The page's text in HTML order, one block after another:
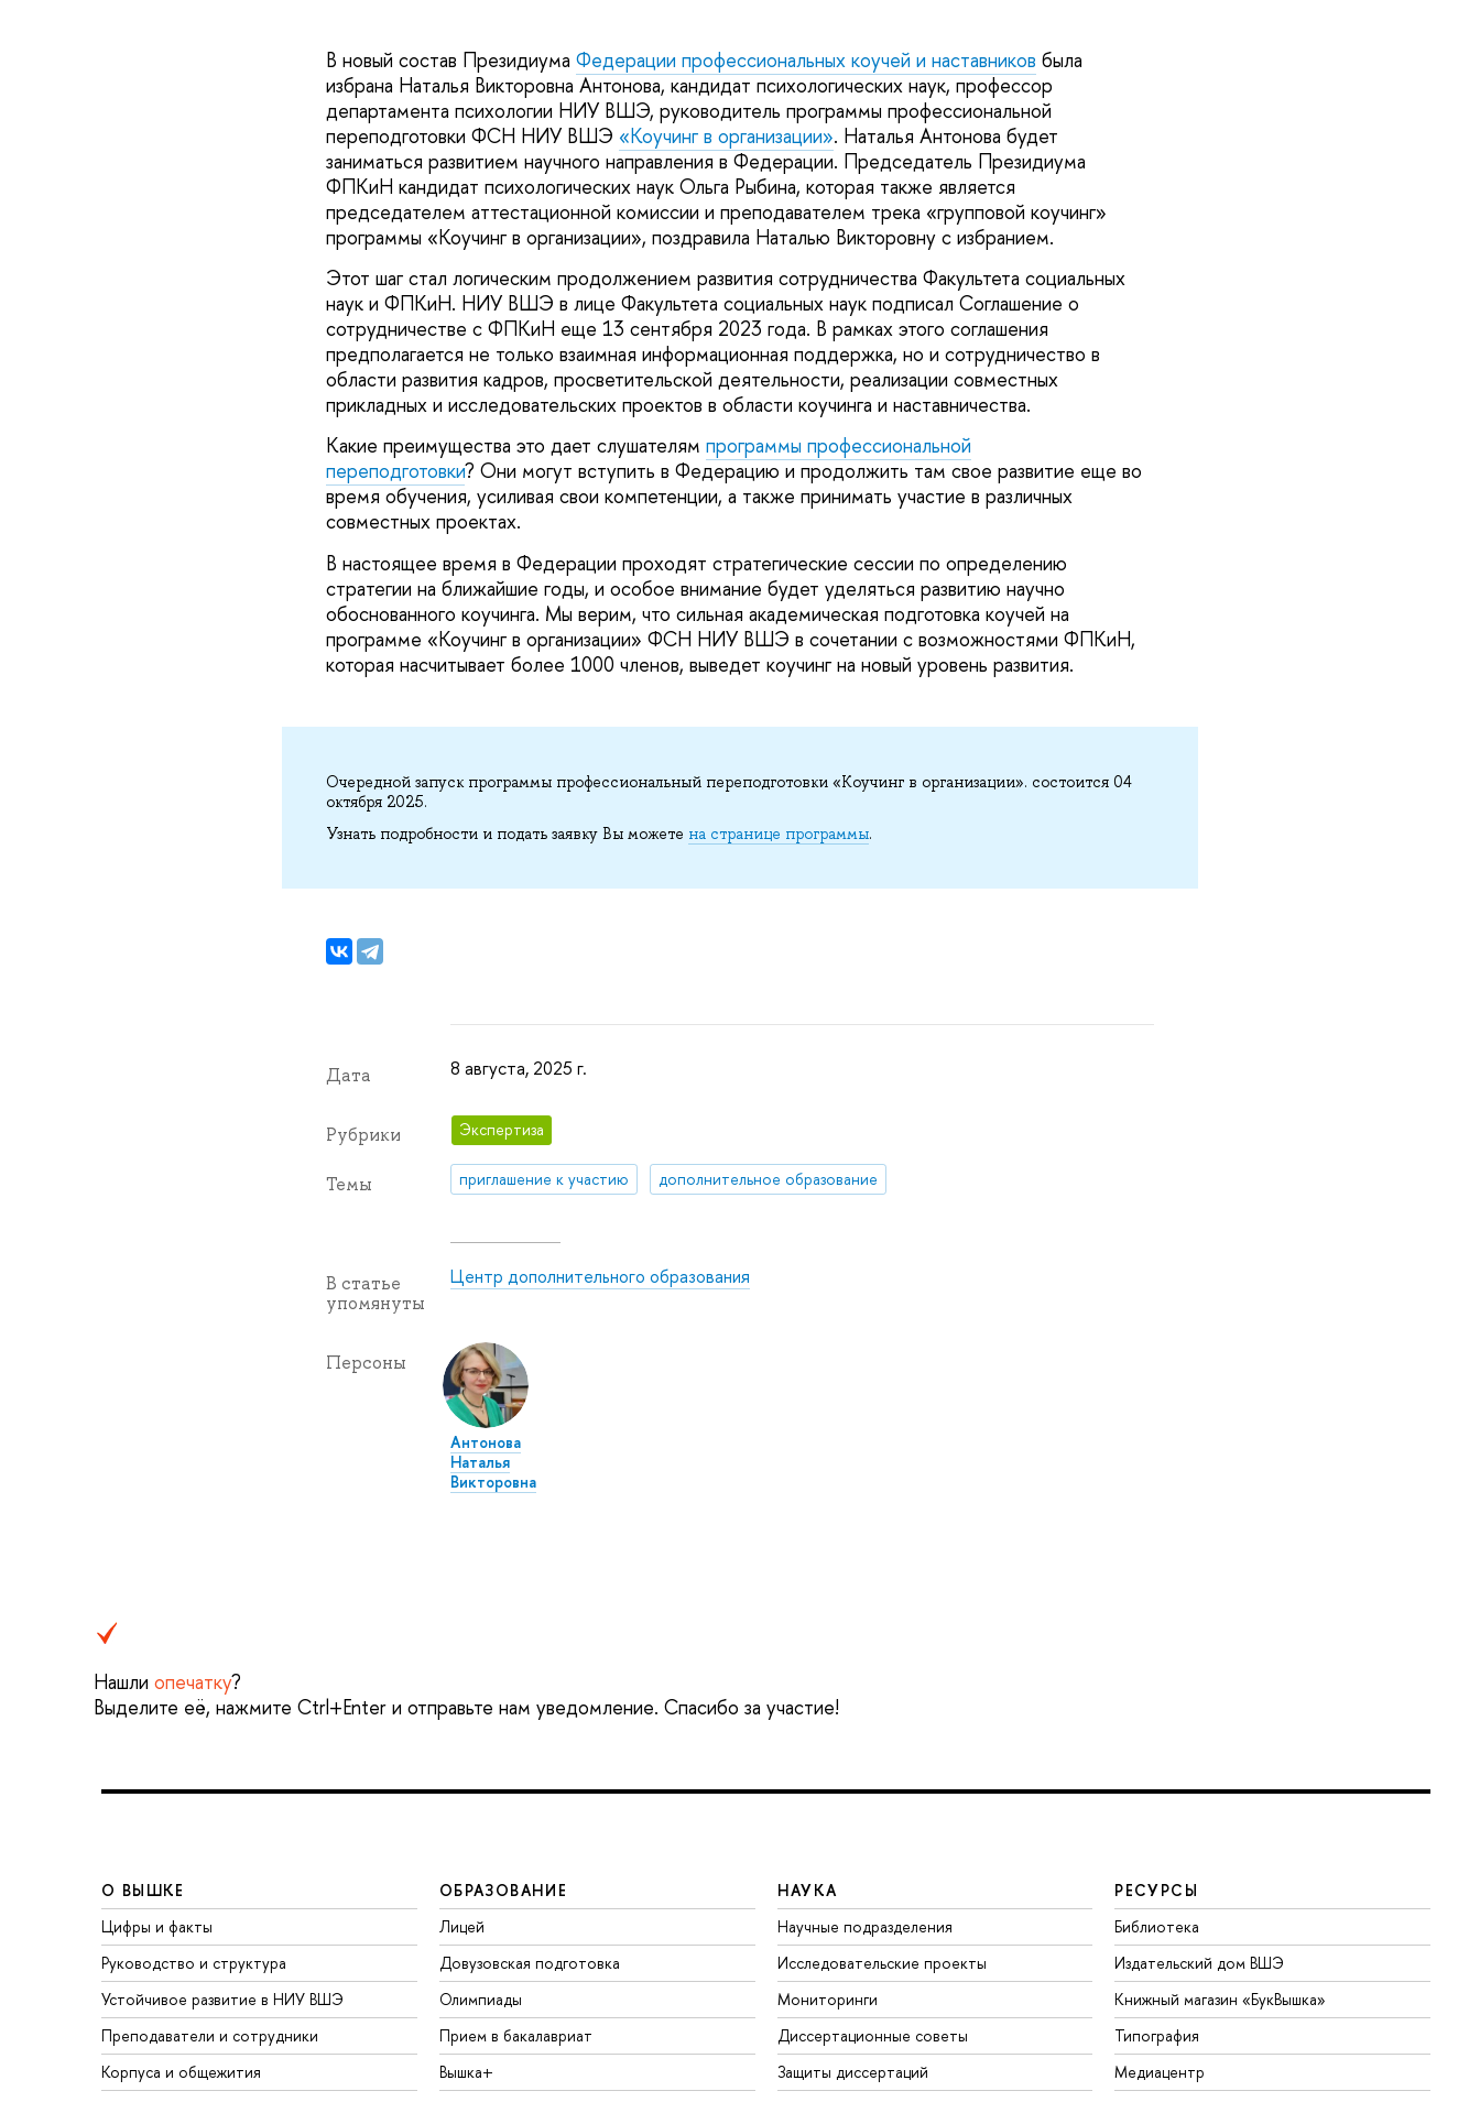
В новый состав Президиума Федерации профессиональных коучей и наставников была
избрана Наталья Викторовна Антонова, кандидат психологических наук, профессор
департамента психологии НИУ ВШЭ, руководитель программы профессиональной
переподготовки ФСН НИУ ВШЭ «Коучинг в организации». Наталья Антонова будет
заниматься развитием научного направления в Федерации. Председатель Президиума
ФПКиН кандидат психологических наук Ольга Рыбина, которая также является
председателем аттестационной комиссии и преподавателем трека «групповой коучинг»
программы «Коучинг в организации», поздравила Наталью Викторовну с избранием.
Этот шаг стал логическим продолжением развития сотрудничества Факультета социальных
наук и ФПКиН. НИУ ВШЭ в лице Факультета социальных наук подписал Соглашение о
сотрудничестве с ФПКиН еще 13 сентября 2023 года. В рамках этого соглашения
предполагается не только взаимная информационная поддержка, но и сотрудничество в
области развития кадров, просветительской деятельности, реализации совместных
прикладных и исследовательских проектов в области коучинга и наставничества.
Какие преимущества это дает слушателям программы профессиональной
переподготовки? Они могут вступить в Федерацию и продолжить там свое развитие еще во
время обучения, усиливая свои компетенции, а также принимать участие в различных
совместных проектах.
В настоящее время в Федерации проходят стратегические сессии по определению
стратегии на ближайшие годы, и особое внимание будет уделяться развитию научно
обоснованного коучинга. Мы верим, что сильная академическая подготовка коучей на
программе «Коучинг в организации» ФСН НИУ ВШЭ в сочетании с возможностями ФПКиН,
которая насчитывает более 1000 членов, выведет коучинг на новый уровень развития.
Очередной запуск программы профессиональный переподготовки «Коучинг в организации». состоится 04
октября 2025.
Узнать подробности и подать заявку Вы можете на странице программы.
Дата 8 августа, 2025 г.
Рубрики Экспертиза
Темы приглашение к участию дополнительное образование
В статье
упомянуты
Центр дополнительного образования
Персоны
Антонова
Наталья
Викторовна
Нашли опечатку?
Выделите её, нажмите Ctrl+Enter и отправьте нам уведомление. Спасибо за участие!
О ВЫШКЕ
Цифры и факты
Руководство и структура
Устойчивое развитие в НИУ ВШЭ
Преподаватели и сотрудники
Корпуса и общежития
ОБРАЗОВАНИЕ
Лицей
Довузовская подготовка
Олимпиады
Прием в бакалавриат
Вышка+
НАУКА
Научные подразделения
Исследовательские проекты
Мониторинги
Диссертационные советы
Защиты диссертаций
РЕСУРСЫ
Библиотека
Издательский дом ВШЭ
Книжный магазин «БукВышка»
Типография
Медиацентр